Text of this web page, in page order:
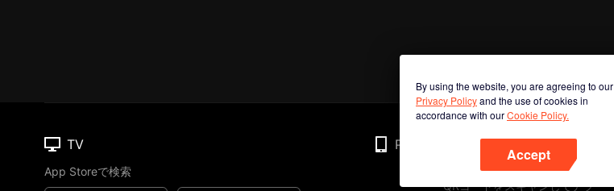
By using the website, you are agreeing to our
Privacy Policyand the use of cookies in
accordance with ourCookie Policy.
Accept
TV
App Storeで検索
Phone
QRコードをスキャンしてアプ